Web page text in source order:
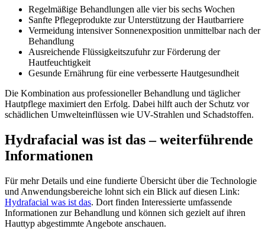
Regelmäßige Behandlungen alle vier bis sechs Wochen
Sanfte Pflegeprodukte zur Unterstützung der Hautbarriere
Vermeidung intensiver Sonnenexposition unmittelbar nach der
Behandlung
Ausreichende Flüssigkeitszufuhr zur Förderung der
Hautfeuchtigkeit
Gesunde Ernährung für eine verbesserte Hautgesundheit
Die Kombination aus professioneller Behandlung und täglicher
Hautpflege maximiert den Erfolg. Dabei hilft auch der Schutz vor
schädlichen Umwelteinflüssen wie UV-Strahlen und Schadstoffen.
Hydrafacial was ist das – weiterführende
Informationen
Für mehr Details und eine fundierte Übersicht über die Technologie
und Anwendungsbereiche lohnt sich ein Blick auf diesen Link:
Hydrafacial was ist das. Dort finden Interessierte umfassende
Informationen zur Behandlung und können sich gezielt auf ihren
Hauttyp abgestimmte Angebote anschauen.